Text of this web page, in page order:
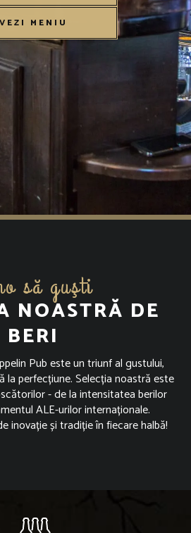
VEZI MENIU
să guşti
NOASTRĂ DE
BERI
Pub este un triunf al gustului,
perfecțiune. Selecția noastră este
- de la intensitatea berilor
ALE-urilor internaționale.
inovație și tradiție în fiecare halbă!